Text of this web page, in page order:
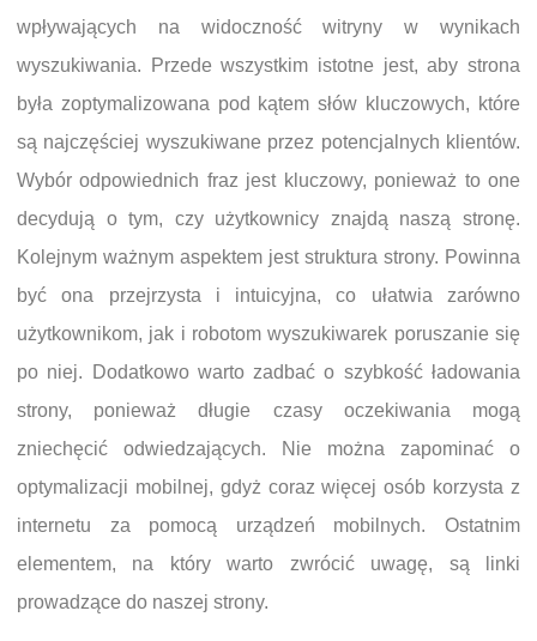
wpływających na widoczność witryny w wynikach
wyszukiwania. Przede wszystkim istotne jest, aby strona
była zoptymalizowana pod kątem słów kluczowych, które
są najczęściej wyszukiwane przez potencjalnych klientów.
Wybór odpowiednich fraz jest kluczowy, ponieważ to one
decydują o tym, czy użytkownicy znajdą naszą stronę.
Kolejnym ważnym aspektem jest struktura strony. Powinna
być ona przejrzysta i intuicyjna, co ułatwia zarówno
użytkownikom, jak i robotom wyszukiwarek poruszanie się
po niej. Dodatkowo warto zadbać o szybkość ładowania
strony, ponieważ długie czasy oczekiwania mogą
zniechęcić odwiedzających. Nie można zapominać o
optymalizacji mobilnej, gdyż coraz więcej osób korzysta z
internetu za pomocą urządzeń mobilnych. Ostatnim
elementem, na który warto zwrócić uwagę, są linki
prowadzące do naszej strony.